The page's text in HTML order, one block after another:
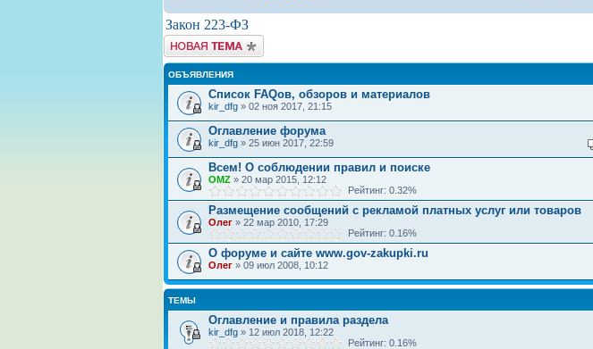
Закон 223-ФЗ
Начать новую тему
ОБЪЯВЛЕНИЯ
Список FAQов, обзоров и материалов
kir_dfg » 02 ноя 2017, 21:15
Оглавление форума
kir_dfg » 25 июн 2017, 22:59
Всем! О соблюдении правил и поиске
OMZ » 20 мар 2015, 12:12
Рейтинг: 0.32%
Размещение сообщений с рекламой платных услуг или товаров
Олег » 22 мар 2010, 17:29
Рейтинг: 0.16%
О форуме и сайте www.gov-zakupki.ru
Олег » 09 июл 2008, 10:12
ТЕМЫ
Оглавление и правила раздела
kir_dfg » 12 июл 2018, 12:22
Рейтинг: 0.16%